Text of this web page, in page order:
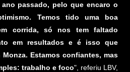
passado, pelo que encaro o
Temos tido uma boa
corrida, só nos tem faltado
em resultados e é isso que
Estamos confiantes, mas
trabalho e foco", referiu LBV,